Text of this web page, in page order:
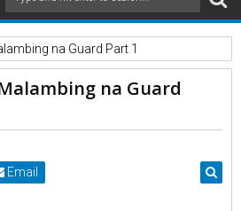
na Guard Part 1
na Guard
Email